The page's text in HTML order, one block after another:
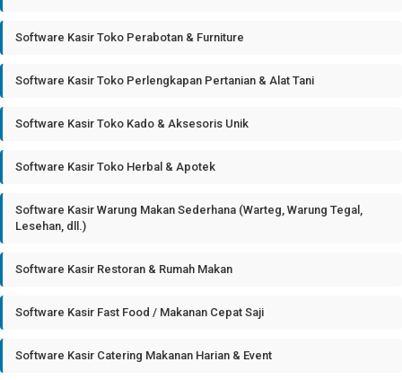
Software Kasir Toko Perabotan & Furniture
Software Kasir Toko Perlengkapan Pertanian & Alat Tani
Software Kasir Toko Kado & Aksesoris Unik
Software Kasir Toko Herbal & Apotek
Software Kasir Warung Makan Sederhana (Warteg, Warung Tegal,
Lesehan, dll.)
Software Kasir Restoran & Rumah Makan
Software Kasir Fast Food / Makanan Cepat Saji
Software Kasir Catering Makanan Harian & Event